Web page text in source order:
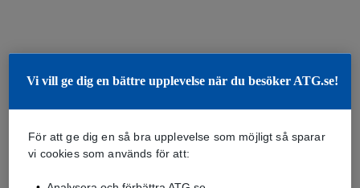
Vi vill ge dig en bättre upplevelse när du besöker ATG.se!
För att ge dig en så bra upplevelse som möjligt så sparar
vi cookies som används för att: